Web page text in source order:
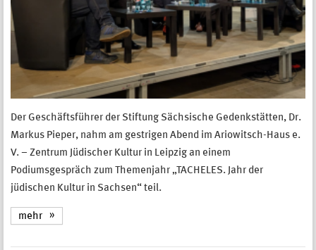
Der Geschäftsführer der Stiftung Sächsische Gedenkstätten, Dr.
Markus Pieper, nahm am gestrigen Abend im Ariowitsch-Haus e.
V. – Zentrum Jüdischer Kultur in Leipzig an einem
Podiumsgespräch zum Themenjahr „TACHELES. Jahr der
jüdischen Kultur in Sachsen“ teil.
mehr